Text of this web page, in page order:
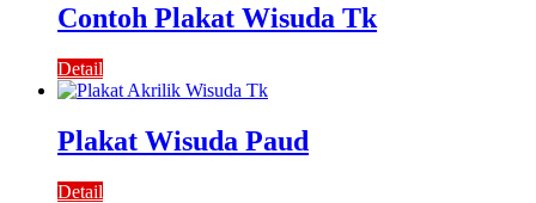
Contoh Plakat Wisuda Tk
Detail
Plakat Wisuda Paud
Detail